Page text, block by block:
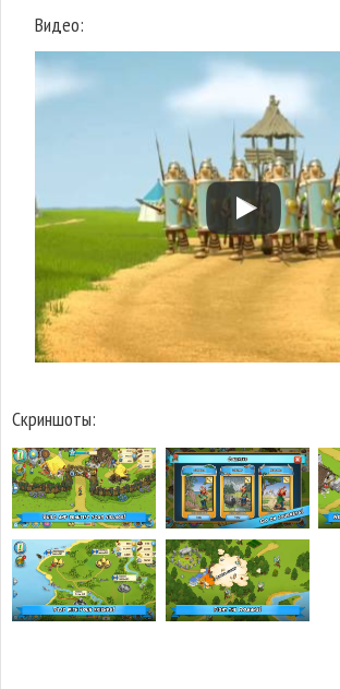
Видео:
Скриншоты: